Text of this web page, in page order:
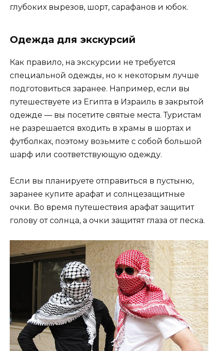
глубоких вырезов, шорт, сарафанов и юбок.
Одежда для экскурсий
Как правило, на экскурсии не требуется
специальной одежды, но к некоторым лучше
подготовиться заранее. Например, если вы
путешествуете из Египта в Израиль в закрытой
одежде — вы посетите святые места. Туристам
не разрешается входить в храмы в шортах и ​​
футболках, поэтому возьмите с собой большой
шарф или соответствующую одежду.
Если вы планируете отправиться в пустыню,
заранее купите арафат и солнцезащитные
очки. Во время путешествия арафат защитит
голову от солнца, а очки защитят глаза от песка.